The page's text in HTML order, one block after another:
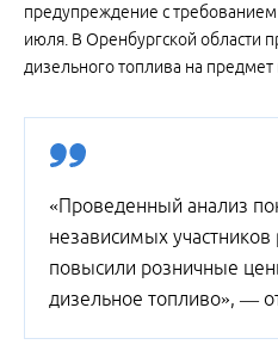
предупреждение с требованием
июля. В Оренбургской области
дизельного топлива на
«Проведенный анализ
независимых
повысили розничные
дизельное топливо», —